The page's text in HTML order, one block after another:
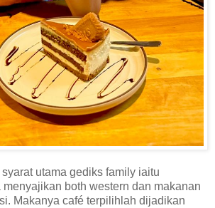
utama gediks family iaitu
both western dan makanan
Makanya café terpilihlah dijadikan